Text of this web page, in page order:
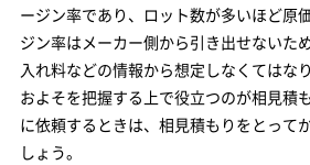
ージン率であり、ロット数が多いほど原
ジン率はメーカー側から引き出せないた
入れ料などの情報から想定しなくてはな
およそを把握する上で役立つのが相見積
に依頼するときは、相見積もりをとって
しょう。